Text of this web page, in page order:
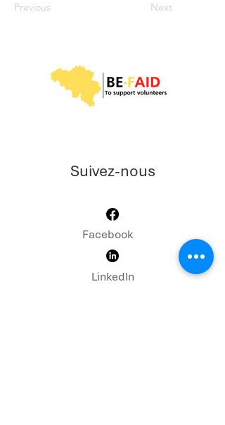
Previous Next
Suivez-nous
Facebook
LinkedIn